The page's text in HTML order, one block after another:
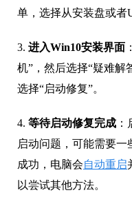
单，选择从安装盘或者
3. 进入Win10安装界面
机”，然后选择“疑难解
选择“启动修复”。
4. 等待启动修复完成
启动问题，可能需要
成功，电脑会自动重启
以尝试其他方法。